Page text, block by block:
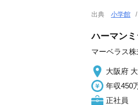
出典 小学館
ハーマン
マーベラス
大阪府
年収450
正社員